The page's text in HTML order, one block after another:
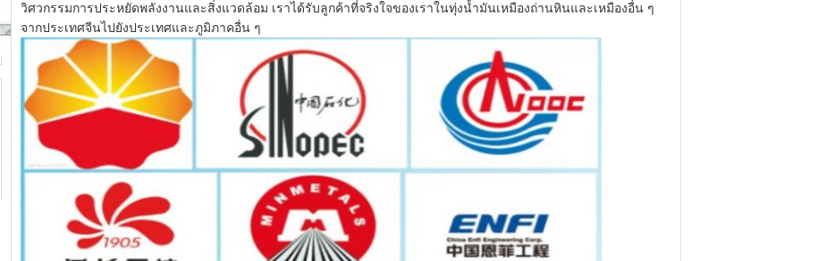
วิศวกรรมการประหยัดพลังงานและสิ่งแวดล้อม เราได้รับลูกค้าที่จริงใจของเราในทุ่งน้ำมันเหมืองถ่านหินและเหมืองอื่น ๆ
จากประเทศจีนไปยังประเทศและภูมิภาคอื่น ๆ